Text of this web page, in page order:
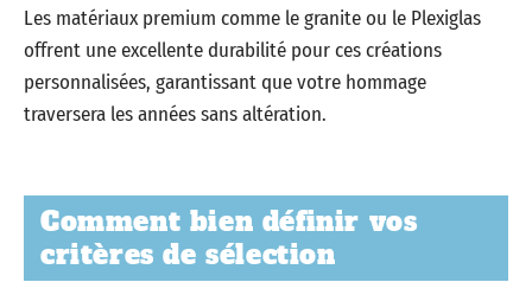
Les matériaux premium comme le granite ou le Plexiglas
offrent une excellente durabilité pour ces créations
personnalisées, garantissant que votre hommage
traversera les années sans altération.
Comment bien définir vos
critères de sélection